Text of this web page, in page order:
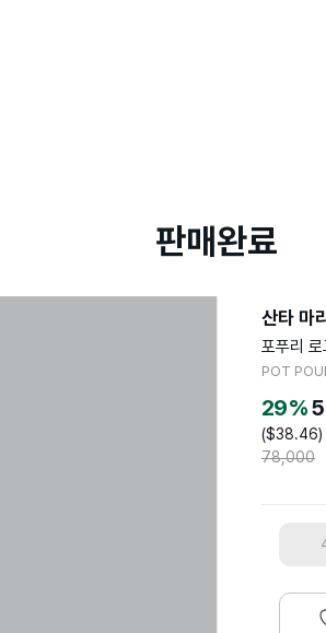
판매완료
산타 마
포푸리
POT
29%
($38.46)
78,000